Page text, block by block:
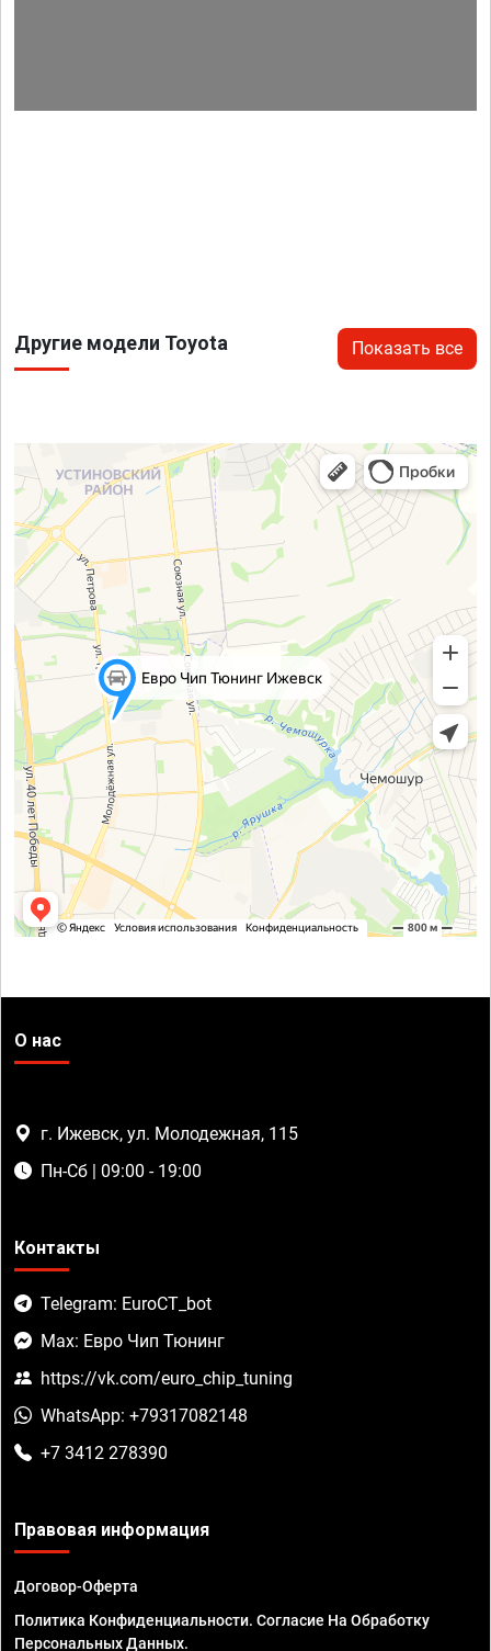
Другие модели Toyota Показать все
О нас
г. Ижевск, ул. Молодежная, 115
Пн-Сб | 09:00 - 19:00
Контакты
Telegram: EuroCT_bot
Max: Евро Чип Тюнинг
https://vk.com/euro_chip_tuning
WhatsApp: +79317082148
+7 3412 278390
Правовая информация
Договор-Оферта
Политика Конфиденциальности. Согласие На Обработку
Персональных Данных.